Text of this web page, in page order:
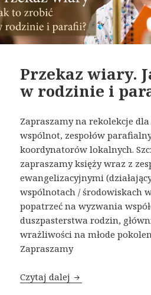
Przekaz wiary.
w rodzinie i
Zapraszamy na rekolekcje
wspólnot, zespołów
koordynatorów lokalnych.
zapraszamy księży wraz z
ewangelizacyjnymi
wspólnotach / środowiskach
popatrzeć na wyzwania
duszpasterstwa rodzin,
wrażliwości na młode
Zapraszamy
Czytaj dalej Przekaz wiary.